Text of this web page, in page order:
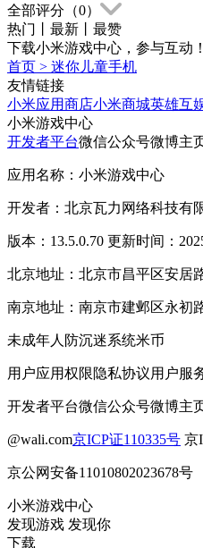
全部评分（0）
热门
最新
最赞
下载小米游戏中心，参与互动！
首页 > 迷你儿童手机
友情链接
小米应用商店小米商城英雄互
小米游戏中心
开发者平台微信公众号微博主
应用名称：小米游戏中心
开发者：北京瓦力网络科技有
版本：13.5.0.70 更新时间：
北京地址：北京市昌平区安居
南京地址：南京市建邺区永初
未成年人防沉迷系统米币
用户应用权限隐私协议用户服
开发者平台微信公众号微博主
@wali.com京ICP证110335号 京
京公网安备11010802023678号
小米游戏中心
发现游戏 发现你
下载